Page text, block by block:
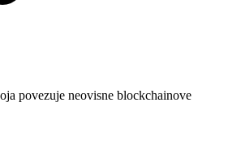
povezuje neovisne blockchainove